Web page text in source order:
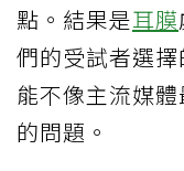
點。結果是耳膜
們的受試者選
能不像主流媒
的問題。